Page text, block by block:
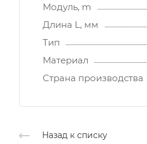
Модуль, m
Длина L, мм
Тип
Материал
Страна производства
Назад к списку